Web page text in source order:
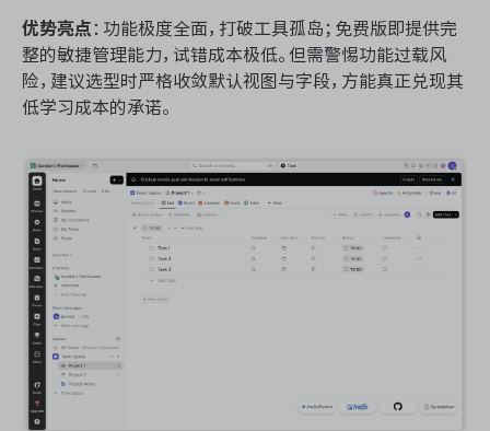
优势亮点 ：功能极度全面，打破工具孤岛；免费版即提供完
整的敏捷管理能力，试错成本极低。但需警惕功能过载风
险，建议选型时严格收敛默认视图与字段，方能真正兑现其
低学习成本的承诺。